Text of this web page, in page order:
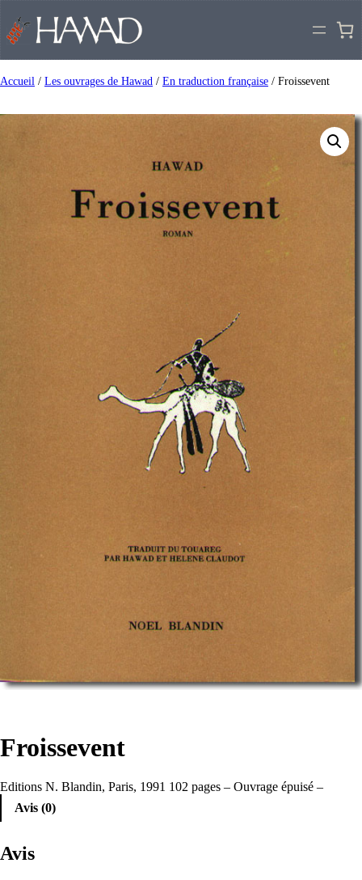
Accueil / Les ouvrages de Hawad / En traduction française / Froissevent
Froissevent
Editions N. Blandin, Paris, 1991 102 pages – Ouvrage épuisé –
Avis (0)
Avis